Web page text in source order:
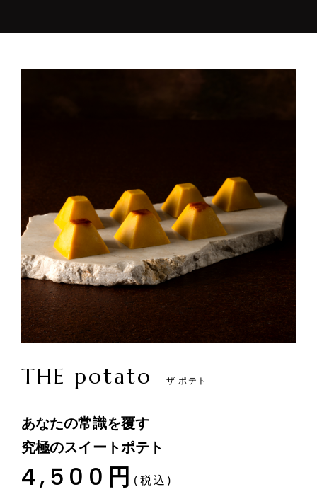
THE potato ザ ポテト
あなたの常識を覆す
究極のスイートポテト
4,500 円(税込)